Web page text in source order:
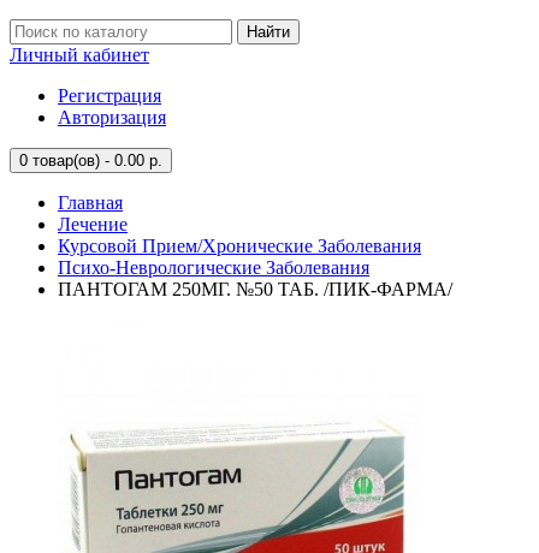
Найти
Личный кабинет
Регистрация
Авторизация
0 товар(ов) - 0.00 р.
Главная
Лечение
Курсовой Прием/Хронические Заболевания
Психо-Неврологические Заболевания
ПАНТОГАМ 250МГ. №50 ТАБ. /ПИК-ФАРМА/